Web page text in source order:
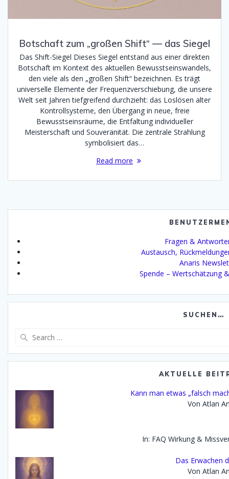
Botschaft zum „großen Shift“ — das Siegel
Das Shift-Siegel Dieses Siegel entstand aus einer direkten
Botschaft im Kontext des aktuellen Bewusstseinswandels,
den viele als den „großen Shift“ bezeichnen. Es trägt
universelle Elemente der Frequenzverschiebung, die unsere
Welt seit Jahren tiefgreifend durchzieht: das Loslösen alter
Kontrollsysteme, den Übergang in neue, freie
Bewusstseinsräume, die Entfaltung individueller
Meisterschaft und Souveränität. Die zentrale Strahlung
symbolisiert das…
Read more
Fragen &
Austausch,
Anaris
Spende – Wertschätzung
SUCHEN…
AKTUELLE
Kann man etwas „falsch
Von Atlan
In: FAQ Wirkung &
Das Erwachen
Von Atlan